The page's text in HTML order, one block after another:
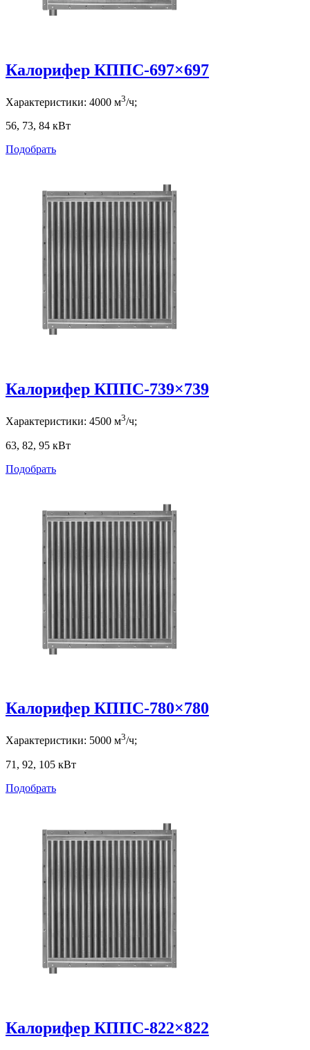
Калорифер КППС-697×697
Характеристики: 4000 м3/ч;
56, 73, 84 кВт
Подобрать
Калорифер КППС-739×739
Характеристики: 4500 м3/ч;
63, 82, 95 кВт
Подобрать
Калорифер КППС-780×780
Характеристики: 5000 м3/ч;
71, 92, 105 кВт
Подобрать
Калорифер КППС-822×822